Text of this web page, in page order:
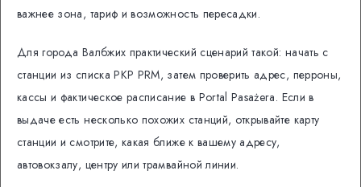
важнее зона, тариф и возможность пересадки.
Для города Валбжих практический сценарий такой: начать с
станции из списка PKP PRM, затем проверить адрес, перроны,
кассы и фактическое расписание в Portal Pasażera. Если в
выдаче есть несколько похожих станций, открывайте карту
станции и смотрите, какая ближе к вашему адресу,
автовокзалу, центру или трамвайной линии.